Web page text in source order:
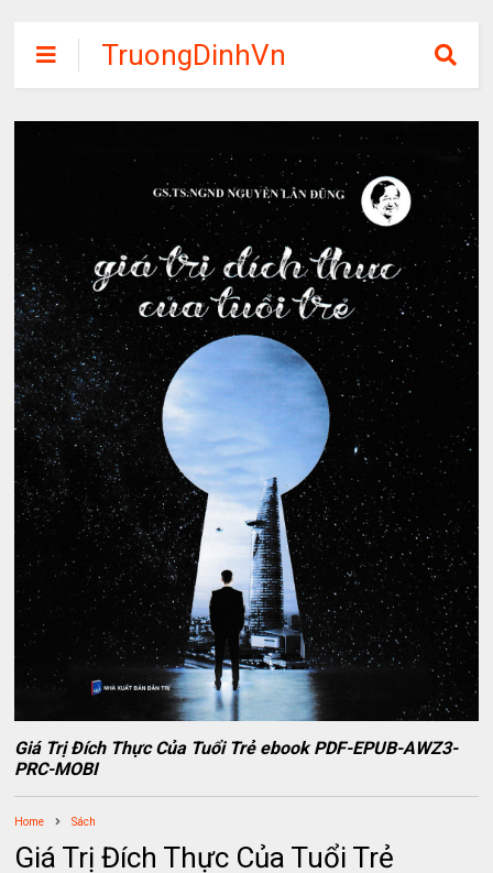
TruongDinhVn
Chia sẽ ebook,
các khóa học,
phần mềm học
tập miễn phí
Giá Trị Đích Thực Của Tuổi Trẻ ebook PDF-EPUB-AWZ3-
PRC-MOBI
Home Sách
Giá Trị Đích Thực Của Tuổi Trẻ